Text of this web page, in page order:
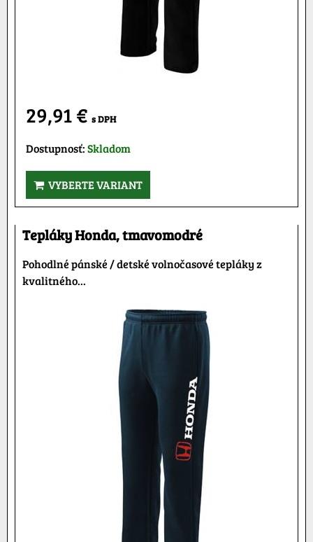
29,91 € s DPH
Dostupnosť:Skladom
VYBERTE VARIANT
Tepláky Honda, tmavomodré
Pohodlné pánské / detské volnočasové tepláky z
kvalitného...